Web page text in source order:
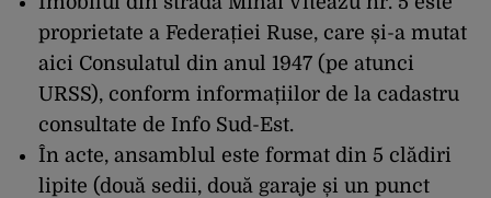
proprietate a Federației Ruse, care și-a mutat
aici Consulatul din anul 1947 (pe atunci
URSS), conform informațiilor de la cadastru
consultate de Info Sud-Est.
În acte, ansamblul este format din 5 clădiri
lipite (două sedii, două garaje și un punct